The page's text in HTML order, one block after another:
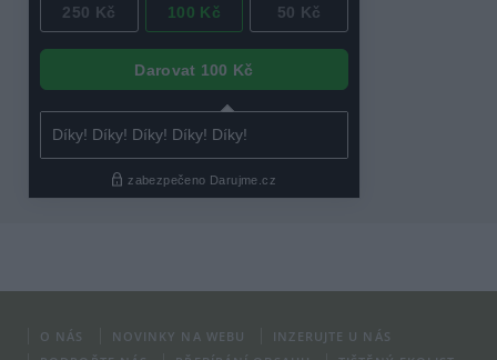
O NÁS NOVINKY NA WEBU
INZERUJTE U NÁS